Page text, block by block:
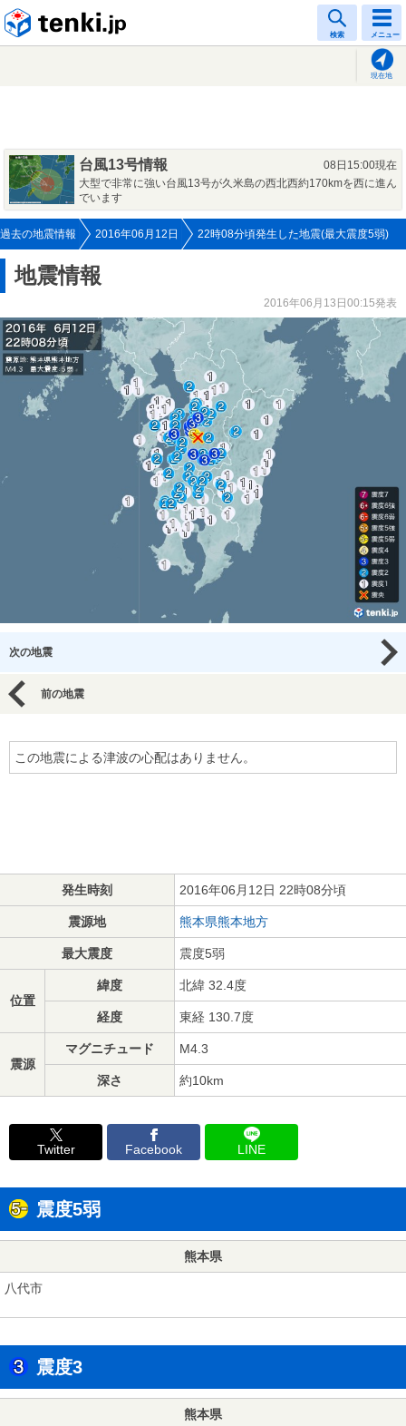
検索 メニュー
現在地
台風13号情報
08日15:00現在
大型で非常に強い台風13号が久米島の西北西約170kmを西に進ん
でいます
過去の地震情報 2016年06月12日 22時08分頃発生した地震(最大震度5弱)
地震情報
2016年06月13日00:15発表
次の地震
前の地震
この地震による津波の心配はありません。
発生時刻 2016年06月12日 22時08分頃
震源地 熊本県熊本地方
最大震度 震度5弱
位置
緯度 北緯 32.4度
経度 東経 130.7度
震源
マグニチュード M4.3
深さ 約10km
Twitter Facebook LINE
震度5弱
熊本県
八代市
震度3
熊本県